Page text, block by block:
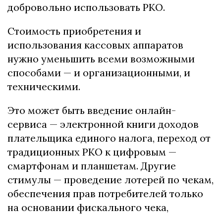
добровольно использовать РКО.
Стоимость приобретения и
использования кассовых аппаратов
нужно уменьшить всеми возможными
способами — и организационными, и
техническими.
Это может быть введение онлайн-
сервиса — электронной книги доходов
плательщика единого налога, переход от
традиционных РКО к цифровым —
смартфонам и планшетам. Другие
стимулы — проведение лотерей по чекам,
обеспечения прав потребителей только
на основании фискального чека,